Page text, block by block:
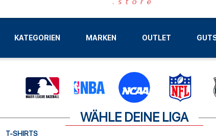
KATEGORIEN MARKEN
LIGEN
OUTLET
WÄHLE DEINE LIGA
T-SHIRTS